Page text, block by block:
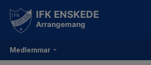
Medlemmar
IFK ENSKEDE
Arrangemang